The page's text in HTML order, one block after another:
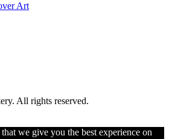
Art
All rights reserved.
we give you the best experience on